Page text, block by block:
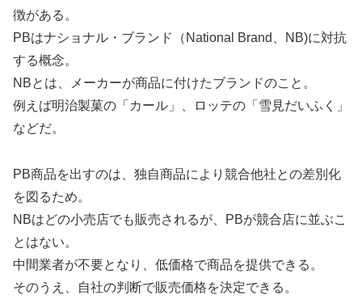
徴がある。
PBはナショナル・ブランド（National Brand、NB)に対抗
する概念。
NBとは、メーカーが商品に付けたブランドのこと。
例えば明治製菓の「カール」、ロッテの「雪見だいふく」
などだ。
PB商品を出すのは、独自商品により競合他社との差別化
を図るため。
NBはどの小売店でも販売されるが、PBが競合店に並ぶこ
とはない。
中間業者が不要となり、低価格で商品を提供できる。
そのうえ、自社の判断で販売価格を決定できる。